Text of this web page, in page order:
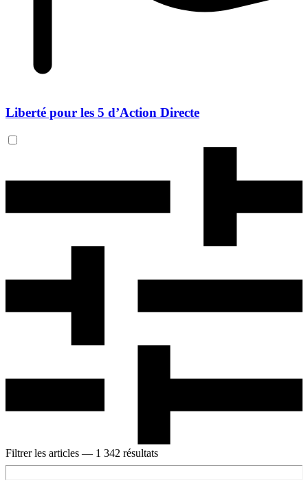
Liberté pour les 5 d’Action Directe
Filtrer les articles — 1 342 résultats